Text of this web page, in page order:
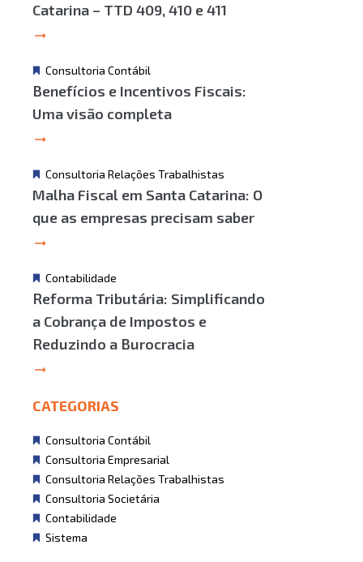
Catarina – TTD 409, 410 e 411
Consultoria Contábil
Benefícios e Incentivos Fiscais:
Uma visão completa
Consultoria Relações Trabalhistas
Malha Fiscal em Santa Catarina: O
que as empresas precisam saber
Contabilidade
Reforma Tributária: Simplificando
a Cobrança de Impostos e
Reduzindo a Burocracia
CATEGORIAS
Consultoria Contábil
Consultoria Empresarial
Consultoria Relações Trabalhistas
Consultoria Societária
Contabilidade
Sistema